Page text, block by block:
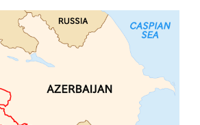
نمایش
تصویر